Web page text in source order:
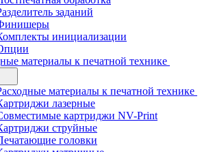
заданий
инициализации
материалы к печатной технике
материалы к печатной технике
лазерные
картриджи NV-Print
струйные
головки